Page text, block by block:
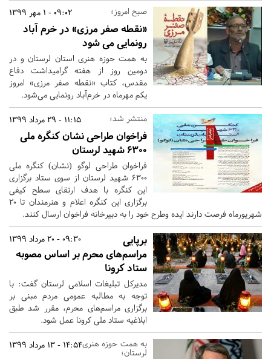
09:02 - 1 مهر 1399 صبح امروز؛
«نقطه صفر مرزی» در خرم آباد
رونمایی می شود
به همت حوزه هنری استان لرستان و در
دومین روز از هفته گرامیداشت دفاع
مقدس، کتاب «نقطه صفر مرزی» امروز
یکم مهرماه در خرم‌آباد رونمایی می‌شود.
11:15 - 29 مرداد 1399 منتشر شد؛
فراخوان طراحی نشان کنگره ملی
۶۳۰۰ شهید لرستان
فراخوان طراحی لوگو (نشان) کنگره ملی
۶۳۰۰ شهید لرستان از سوی ستاد برگزاری
این کنگره با هدف ارتقای سطح کیفی
برگزاری این کنگره اعلام و هنرمندان تا 20
شهریورماه فرصت دارند ایده وطرح خود را به دبیرخانه فراخوان ارسال کنند.
09:30 - 20 مرداد 1399
برپایی
مراسم‌های محرم بر اساس مصوبه
ستاد کرونا
مدیرکل تبلیغات اسلامی لرستان گفت: با
توجه به مطالبه عمومی مردم مبنی بر
برگزاری مراسم‌های محرم، مقرر شد طبق
ابلاغیه ستاد ملی کرونا عمل شود.
14:54 - 13 مرداد 1399به همت حوزه هنری
لرستان؛